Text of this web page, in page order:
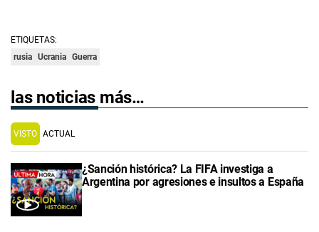
ETIQUETAS:
rusia Ucrania Guerra
las noticias más…
VISTO ACTUAL
¿Sanción histórica? La FIFA investiga a
Argentina por agresiones e insultos a España